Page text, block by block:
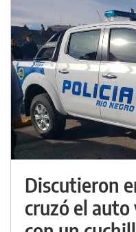
Discutieron
cruzó el auto